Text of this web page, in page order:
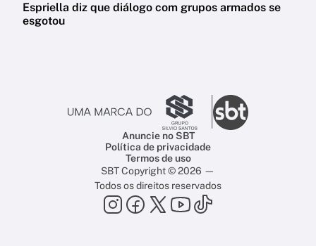
Espriella diz que diálogo com grupos armados se
esgotou
Anuncie no SBT
Política de privacidade
Termos de uso
SBT Copyright © 2026 —
Todos os direitos reservados